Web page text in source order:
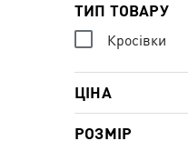
ТИП ТОВАРУ
Кросівки
ЦІНА
РОЗМІР